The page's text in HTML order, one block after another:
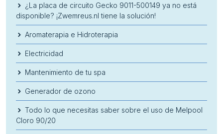
¿La placa de circuito Gecko 9011-500149 ya no está
disponible? ¡Zwemreus.nl tiene la solución!
Aromaterapia e Hidroterapia
Electricidad
Mantenimiento de tu spa
Generador de ozono
Todo lo que necesitas saber sobre el uso de Melpool
Cloro 90/20